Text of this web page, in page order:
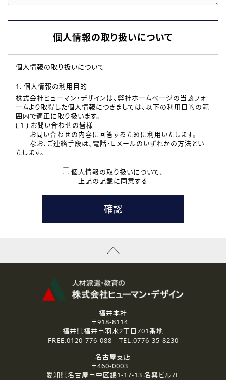
個人情報の取り扱いについて
個人情報の取り扱いについて
1. 個人情報の利用目的
株式会社ヒューマン・デザインは、弊社ホームページの当該フォ
ームより取得した個人情報につきましては、以下の利用目的の範
囲内で適正に取り扱います。
( 1 ) お問い合わせの皆様
お問い合わせの内容に回答するために利用いたします。
なお、ご連絡手段は、電話・Ｅメールのいずれかの方法とい
たします。
本登録に関するご連絡および本登録時の参考情報として利
たします。
( 3 ) スタッフ派遣を検討されている企業の皆様
お問い合わせの内容に回答するために利用いたします。
なお、ご連絡手段は、電話・Ｅメールのいずれかの方法とい
資料送付、受講相談に関するご連絡のために利用いたしま
その他、お問い合わせの内容に回答するために利用いたし
なお、ご連絡手段は、電話・Ｅメールのいずれかの方法とい
2.個人情報の第三者提供
ご提供いただいた個人情報は、法令等の規定に従う場合を除き、
3.個人情報の取り扱いの委託
弊社の定める個人情報保護の評価基準を満たした委託先に、個
個人情報の取り扱いについて、
上記の記載に同意する
福井本社
〒918-8114
福井県福井市羽水2丁目701番地
FREE.0120-776-088 TEL.0776-35-8230
名古屋支店
〒460-0003
愛知県名古屋市中区錦1-17-13 名興ビル7F